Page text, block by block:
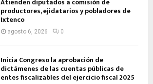
Atienden diputados a comisión de
productores, ejidatarios y pobladores de
Ixtenco
agosto 6, 2026 0
Inicia Congreso la aprobación de
dictámenes de las cuentas públicas de
entes fiscalizables del ejercicio fiscal 2025